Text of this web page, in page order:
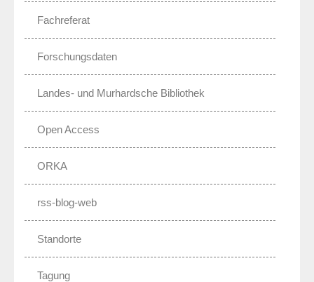
Fachreferat
Forschungsdaten
Landes- und Murhardsche Bibliothek
Open Access
ORKA
rss-blog-web
Standorte
Tagung